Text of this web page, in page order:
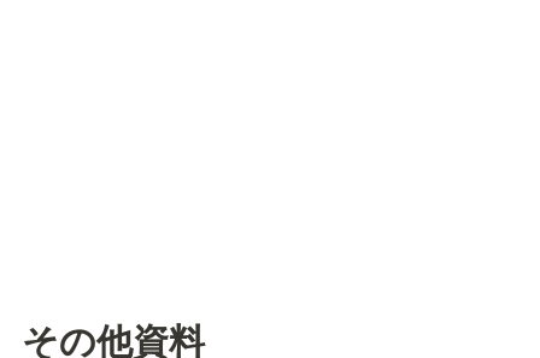
その他資料